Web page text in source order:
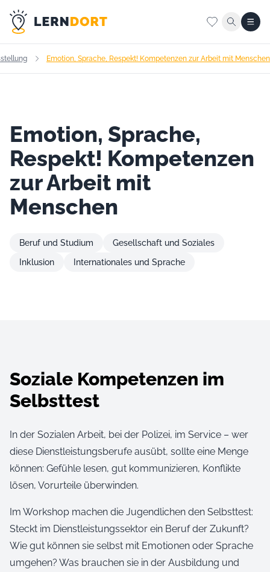
Emotion, Sprache, Respekt! Kompetenzen zur Arbeit mit Menschen
Emotion, Sprache,
Respekt! Kompetenzen
zur Arbeit mit
Menschen
Beruf und Studium
Gesellschaft und Soziales
Inklusion
Internationales und Sprache
Soziale Kompetenzen im
Selbsttest
In der Sozialen Arbeit, bei der Polizei, im Service – wer
diese Dienstleistungsberufe ausübt, sollte eine Menge
können: Gefühle lesen, gut kommunizieren, Konflikte
lösen, Vorurteile überwinden.
Im Workshop machen die Jugendlichen den Selbsttest:
Steckt im Dienstleistungssektor ein Beruf der Zukunft?
Wie gut können sie selbst mit Emotionen oder Sprache
umgehen? Was brauchen sie in der Ausbildung und